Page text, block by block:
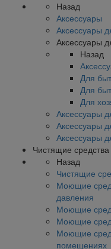
Назад
Аксессуары
Аксессуары
Аксессуары
Назад
Для
Для
Для
Аксессуары
Аксессуары
Аксессуары
Чистящие средства
Назад
Чистящие
Моющие
давления
Моющие
Моющие
Моющие
помещениях